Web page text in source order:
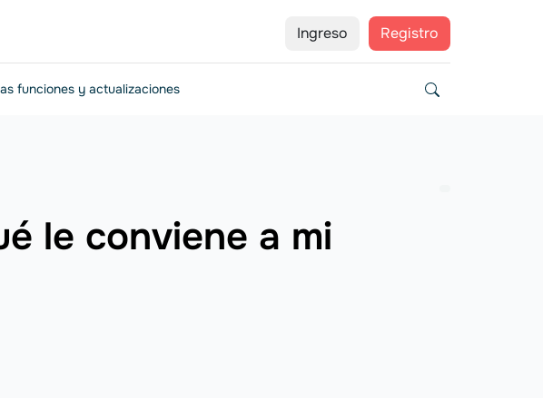
Ingreso Registro
funciones y actualizaciones
le conviene a mi